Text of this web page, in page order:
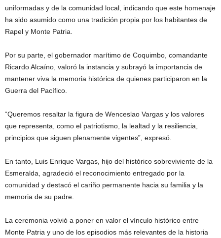
uniformadas y de la comunidad local, indicando que este homenaje
ha sido asumido como una tradición propia por los habitantes de
Rapel y Monte Patria.
Por su parte, el gobernador marítimo de Coquimbo, comandante
Ricardo Alcaíno, valoró la instancia y subrayó la importancia de
mantener viva la memoria histórica de quienes participaron en la
Guerra del Pacífico.
“Queremos resaltar la figura de Wenceslao Vargas y los valores
que representa, como el patriotismo, la lealtad y la resiliencia,
principios que siguen plenamente vigentes”, expresó.
En tanto, Luis Enrique Vargas, hijo del histórico sobreviviente de la
Esmeralda, agradeció el reconocimiento entregado por la
comunidad y destacó el cariño permanente hacia su familia y la
memoria de su padre.
La ceremonia volvió a poner en valor el vínculo histórico entre
Monte Patria y uno de los episodios más relevantes de la historia